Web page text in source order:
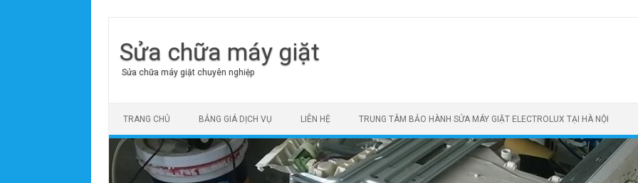
Sửa chữa máy giặt
Sửa chữa máy giặt chuyên nghiệp
TRANG CHỦ BẢNG GIÁ DỊCH VỤ LIÊN HỆ TRUNG TÂM BẢO HÀNH SỬA MÁY GIẶT ELECTROLUX TẠI HÀ NỘI